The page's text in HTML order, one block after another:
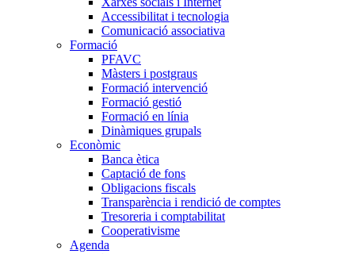
Accessibilitat i tecnologia
Comunicació associativa
Formació
PFAVC
Màsters i postgraus
Formació intervenció
Formació gestió
Formació en línia
Dinàmiques grupals
Econòmic
Banca ètica
Captació de fons
Obligacions fiscals
Transparència i rendició de comptes
Tresoreria i comptabilitat
Cooperativisme
Agenda